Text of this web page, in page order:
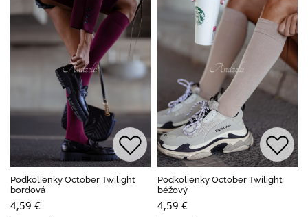
Podkolienky October Twilight
bordová
4,59 €
Podkolienky October Twilight
béžový
4,59 €